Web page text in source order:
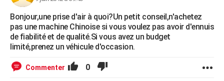
COPAINS D'AVANT
S'inscrire
Se connecter
Lycées
Collèges
Primaires
Universités
Entreprises
Service militaire
Avis de recherche
AVIS DE DÉCÈS
FORUM
Bonjour,une prise d'air à quoi?Un petit conseil,n'achetez
pas une machine Chinoise si vous voulez pas avoir d'ennuis
de fiabilité et de qualité.Si vous avez un budget
limité,prenez un véhicule d'occasion.
Commenter 0